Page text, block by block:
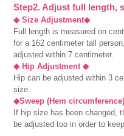
Step2. Adjust full length,
◆ Size Adjustment◆
Full length is measured on
for a 162 centimeter tall
adjusted within 7 centimeter.
◆ Hip Adjustment ◆
Hip can be adjusted within 3
size.
◆Sweep (Hem
If hip size has been changed,
be adjusted too in order to